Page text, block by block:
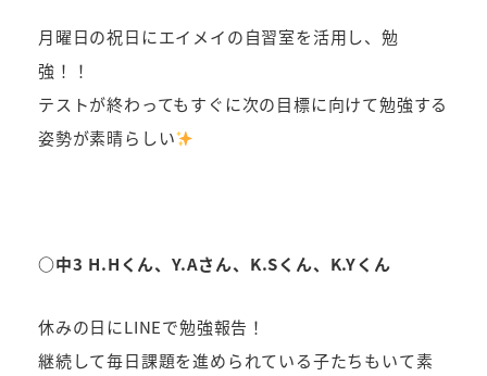
月曜日の祝日にエイメイの自習室を活用し、勉
強！！
テストが終わってもすぐに次の目標に向けて勉強する
姿勢が素晴らしい
○中3 H.Hくん、Y.Aさん、K.Sくん、K.Yくん
休みの日にLINEで勉強報告！
継続して毎日課題を進められている子たちもいて素